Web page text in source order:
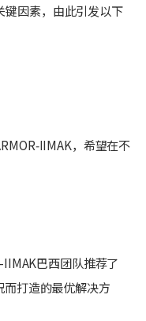
键因素，由此引发以下
，希望在不
巴西团队推荐了
打造的最优解决方